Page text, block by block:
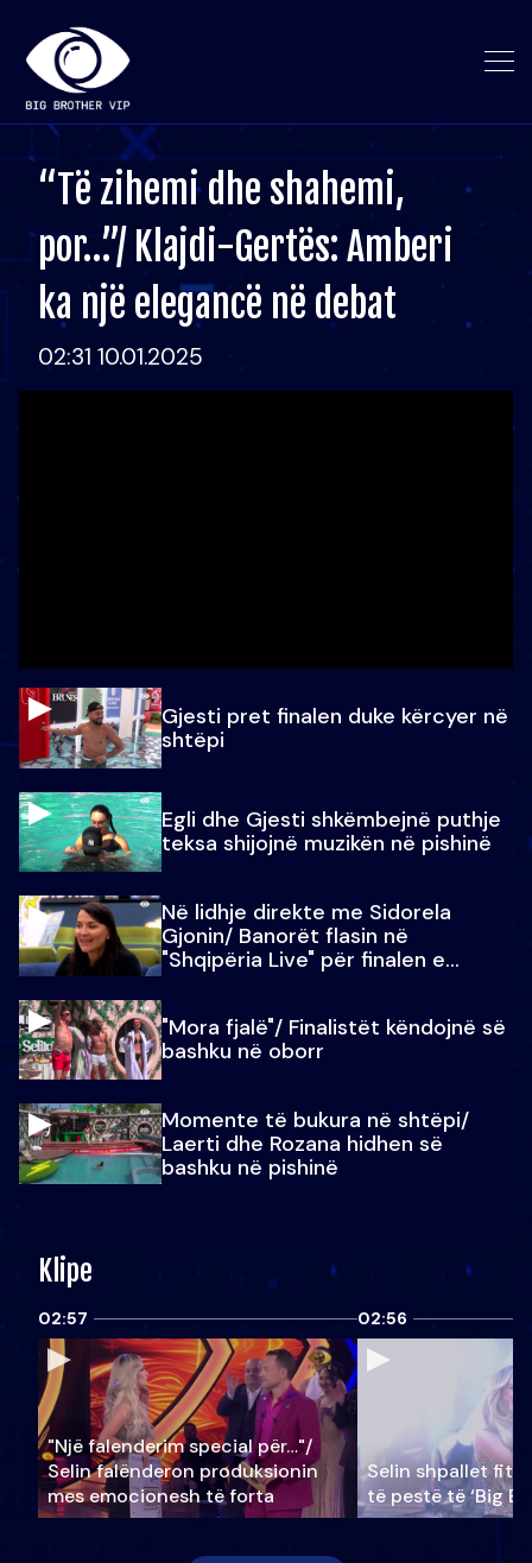
“Të zihemi dhe shahemi,
por…”/ Klajdi-Gertës: Amberi
ka një elegancë në debat
02:31 10.01.2025
Gjesti pret finalen duke kërcyer në
shtëpi
Egli dhe Gjesti shkëmbejnë puthje
teksa shijojnë muzikën në pishinë
Në lidhje direkte me Sidorela
Gjonin/ Banorët flasin në
"Shqipëria Live" për finalen e
"Mora fjalë"/ Finalistët këndojnë së
bashku në oborr
Momente të bukura në shtëpi/
Laerti dhe Rozana hidhen së
bashku në pishinë
Klipe
02:57
"Një falenderim special për…"/
Selin falënderon produksionin
mes emocionesh të forta
02:56
Selin shpallet
të pestë të ‘Big